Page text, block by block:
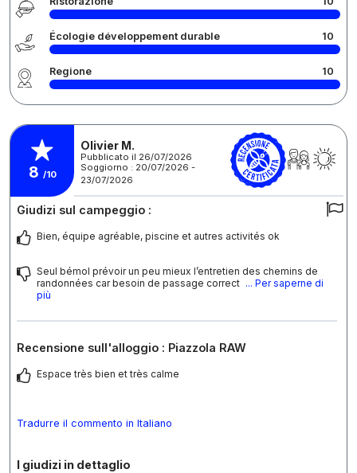
Écologie développement durable 10
Regione 10
8 /10
Olivier M.
Pubblicato il 26/07/2026
Soggiorno : 20/07/2026 -
23/07/2026
Giudizi sul campeggio :
Bien, équipe agréable, piscine et autres activités ok
Seul bémol prévoir un peu mieux l’entretien des chemins de
randonnées car besoin de passage correct ... Per saperne di
più
Recensione sull'alloggio : Piazzola RAW
Espace très bien et très calme
Tradurre il commento in Italiano
I giudizi in dettaglio